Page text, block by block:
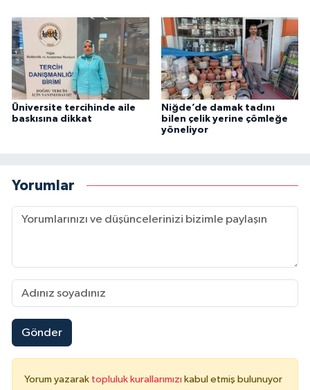
Üniversite tercihinde aile
baskısına dikkat
Niğde’de damak tadını
bilen çelik yerine çömleğe
yöneliyor
Yorumlar
Gönder
Yorum yazarak topluluk kurallarımızı kabul etmiş bulunuyor